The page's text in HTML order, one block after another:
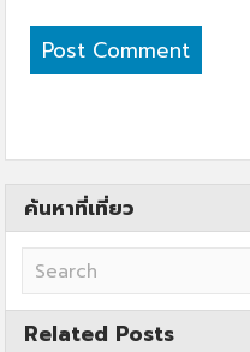
ค้นหาที่เที่ยว
Related Posts